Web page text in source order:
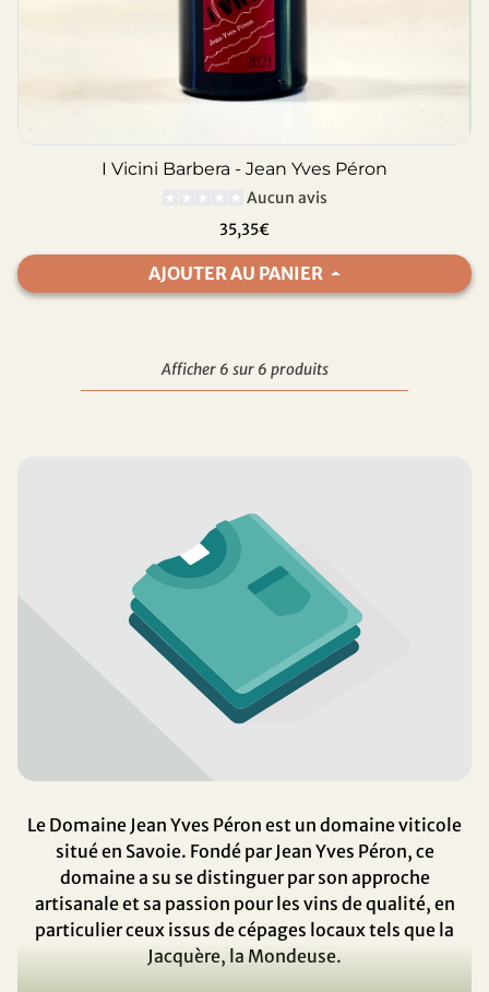
I Vicini Barbera - Jean Yves Péron
Aucun avis
35,35€
AJOUTER AU PANIER
Afficher 6 sur 6 produits
Le Domaine Jean Yves Péron est un domaine viticole
situé en Savoie. Fondé par Jean Yves Péron, ce
domaine a su se distinguer par son approche
artisanale et sa passion pour les vins de qualité, en
particulier ceux issus de cépages locaux tels que la
Jacquère, la Mondeuse.